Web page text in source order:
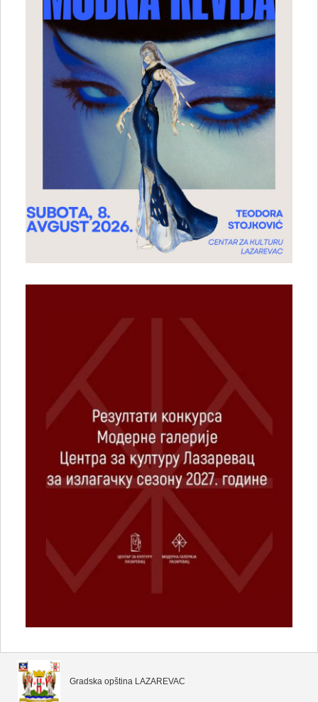
Gradska opština LAZAREVAC